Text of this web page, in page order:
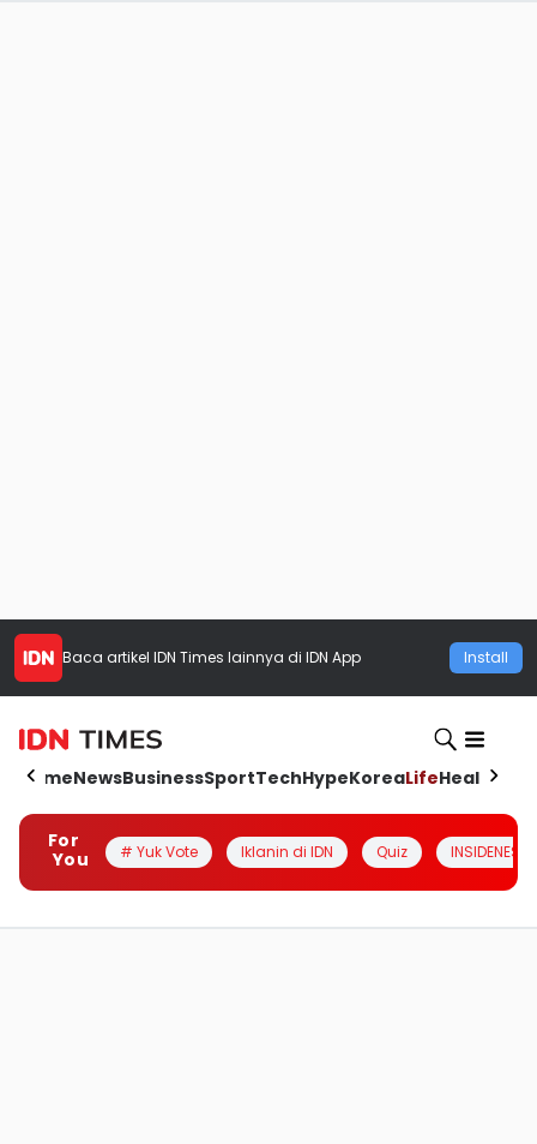
Baca artikel IDN Times lainnya di IDN App Install
HomeNewsBusinessSportTechHypeKoreaLifeHealth
For
You
# Yuk Vote Iklanin di IDN Quiz INSIDENESIA